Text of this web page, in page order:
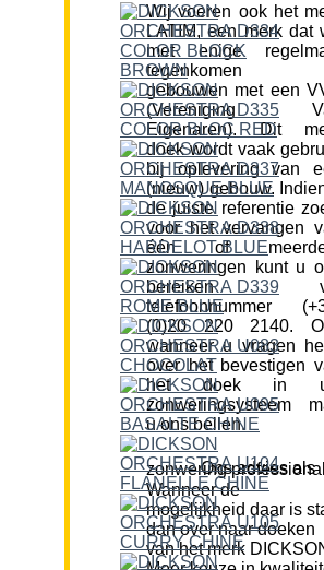
Wij voeren ook het
LATIM, een merk dat
met enige
tegenkomen
gebouwen met een
(Vereniging
Eigenaren). Dit
doek wordt vaak
bij oplevering van
(nieuw) gebouw.
de juiste referentie
voor het vervangen
één of
zonweringen kunt u
bereiken
telefoonnummer
(0)20 220 2140.
wanneer u vragen
over het bevestigen
het doek in
zonweringsysteem
u ons bellen.
Ons advies als zonwering
Wanneer de
mogelijkheid daar is
dan over naar doeken
van het merk